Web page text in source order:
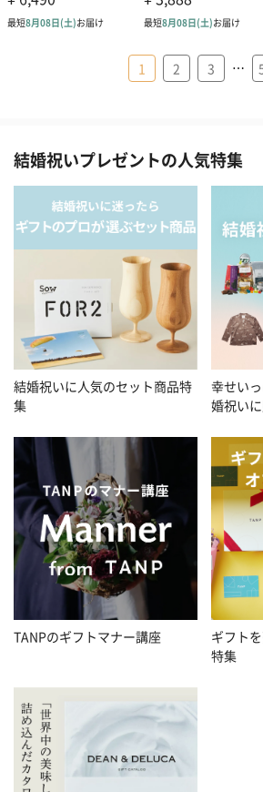
1 2 3 …
結婚祝いプレゼントの人気特集
結婚祝いに人気のセット商品特
集
幸せい
婚祝い
TANPのギフトマナー講座
ギフト
特集